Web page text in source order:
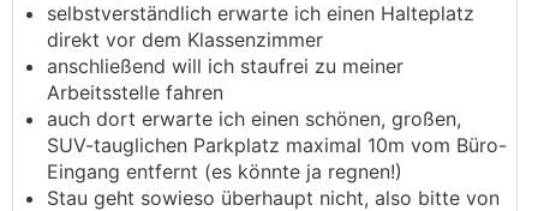
selbstverständlich erwarte ich einen Halteplatz
direkt vor dem Klassenzimmer
anschließend will ich staufrei zu meiner
Arbeitsstelle fahren
auch dort erwarte ich einen schönen, großen,
SUV-tauglichen Parkplatz maximal 10m vom Büro-
Eingang entfernt (es könnte ja regnen!)
Stau geht sowieso überhaupt nicht, also bitte von